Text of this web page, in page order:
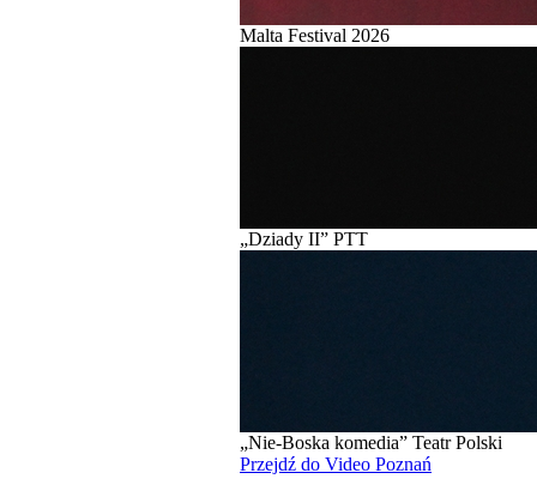
Malta Festival 2026
„Dziady II” PTT
„Nie-Boska komedia” Teatr Polski
Przejdź do Video Poznań